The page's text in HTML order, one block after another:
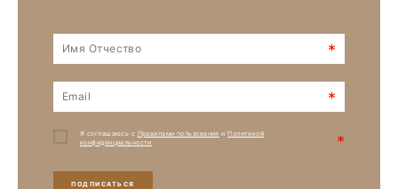
*
*
Я соглашаюсь с Правилами пользования иПолитикой
конфиденциальности
*
ПОДПИСАТЬСЯ